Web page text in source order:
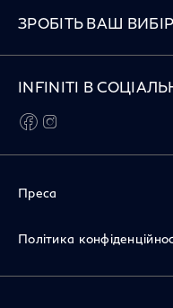
ЗРОБІТЬ ВАШ ВИБІР
INFINITI В
facebook
Преса
Політика